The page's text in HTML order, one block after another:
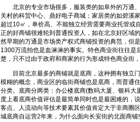
北京的专业市场很多，服装类的如阜外的万通、
关村的科贸中心、鼎好电子商城；家居类的如碧溪
超过10㎡，单价高、不能独立经营需要商业托管或
正的好商铺很难轮到普通投资人，如在北京好区域
然早期的万通是市场类产权式商铺投资的典范，但
1300万流拍也是血淋淋的事实。特色商业街往往
楚，只不过由于政府和商家的行为形成特色商业街
目前北京最多的商铺就是底商，这种拥有独立门
模糊的概念，商业区的临街商铺也是底商，而普通
分类。底商分两类：办公楼底商(数码大厦、银科
度上看底商价值评估是最简单同时也是最困难的，
客点、人流动向等技术要素其价值肯定大于非商圈
城底商自运营2年来，为什么面向长安街的北面商